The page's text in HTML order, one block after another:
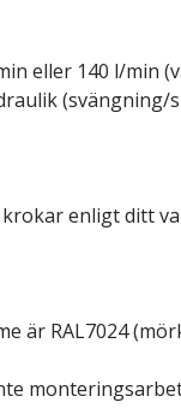
eller 140 l/min
(svängning/
enligt ditt
är RAL7024